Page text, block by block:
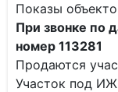
Показы
При звонке по
номер 113281
Продаются
Участoк под